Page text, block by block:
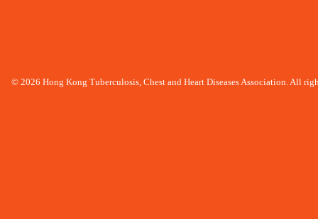
© 2026 Hong Kong Tuberculosis, Chest and Heart Diseases Association. All